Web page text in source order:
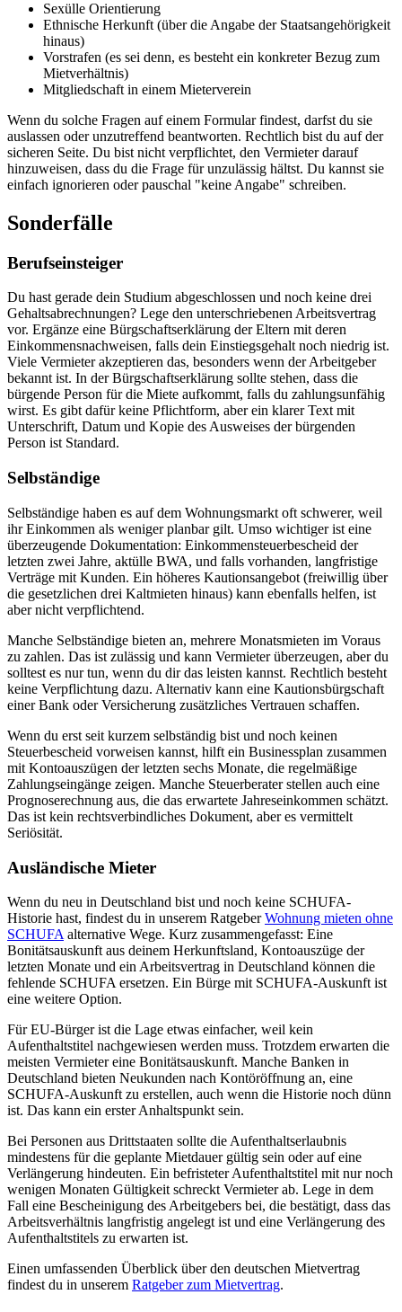
Sexülle Orientierung
Ethnische Herkunft (über die Angabe der Staatsangehörigkeit
hinaus)
Vorstrafen (es sei denn, es besteht ein konkreter Bezug zum
Mietverhältnis)
Mitgliedschaft in einem Mieterverein
Wenn du solche Fragen auf einem Formular findest, darfst du sie
auslassen oder unzutreffend beantworten. Rechtlich bist du auf der
sicheren Seite. Du bist nicht verpflichtet, den Vermieter darauf
hinzuweisen, dass du die Frage für unzulässig hältst. Du kannst sie
einfach ignorieren oder pauschal "keine Angabe" schreiben.
Sonderfälle
Berufseinsteiger
Du hast gerade dein Studium abgeschlossen und noch keine drei
Gehaltsabrechnungen? Lege den unterschriebenen Arbeitsvertrag
vor. Ergänze eine Bürgschaftserklärung der Eltern mit deren
Einkommensnachweisen, falls dein Einstiegsgehalt noch niedrig ist.
Viele Vermieter akzeptieren das, besonders wenn der Arbeitgeber
bekannt ist. In der Bürgschaftserklärung sollte stehen, dass die
bürgende Person für die Miete aufkommt, falls du zahlungsunfähig
wirst. Es gibt dafür keine Pflichtform, aber ein klarer Text mit
Unterschrift, Datum und Kopie des Ausweises der bürgenden
Person ist Standard.
Selbständige
Selbständige haben es auf dem Wohnungsmarkt oft schwerer, weil
ihr Einkommen als weniger planbar gilt. Umso wichtiger ist eine
überzeugende Dokumentation: Einkommensteuerbescheid der
letzten zwei Jahre, aktülle BWA, und falls vorhanden, langfristige
Verträge mit Kunden. Ein höheres Kautionsangebot (freiwillig über
die gesetzlichen drei Kaltmieten hinaus) kann ebenfalls helfen, ist
aber nicht verpflichtend.
Manche Selbständige bieten an, mehrere Monatsmieten im Voraus
zu zahlen. Das ist zulässig und kann Vermieter überzeugen, aber du
solltest es nur tun, wenn du dir das leisten kannst. Rechtlich besteht
keine Verpflichtung dazu. Alternativ kann eine Kautionsbürgschaft
einer Bank oder Versicherung zusätzliches Vertrauen schaffen.
Wenn du erst seit kurzem selbständig bist und noch keinen
Steuerbescheid vorweisen kannst, hilft ein Businessplan zusammen
mit Kontoauszügen der letzten sechs Monate, die regelmäßige
Zahlungseingänge zeigen. Manche Steuerberater stellen auch eine
Prognoserechnung aus, die das erwartete Jahreseinkommen schätzt.
Das ist kein rechtsverbindliches Dokument, aber es vermittelt
Seriösität.
Ausländische Mieter
Wenn du neu in Deutschland bist und noch keine SCHUFA-
Historie hast, findest du in unserem RatgeberWohnung mieten ohne
SCHUFA alternative Wege. Kurz zusammengefasst: Eine
Bonitätsauskunft aus deinem Herkunftsland, Kontoauszüge der
letzten Monate und ein Arbeitsvertrag in Deutschland können die
fehlende SCHUFA ersetzen. Ein Bürge mit SCHUFA-Auskunft ist
eine weitere Option.
Für EU-Bürger ist die Lage etwas einfacher, weil kein
Aufenthaltstitel nachgewiesen werden muss. Trotzdem erwarten die
meisten Vermieter eine Bonitätsauskunft. Manche Banken in
Deutschland bieten Neukunden nach Kontöröffnung an, eine
SCHUFA-Auskunft zu erstellen, auch wenn die Historie noch dünn
ist. Das kann ein erster Anhaltspunkt sein.
Bei Personen aus Drittstaaten sollte die Aufenthaltserlaubnis
mindestens für die geplante Mietdauer gültig sein oder auf eine
Verlängerung hindeuten. Ein befristeter Aufenthaltstitel mit nur noch
wenigen Monaten Gültigkeit schreckt Vermieter ab. Lege in dem
Fall eine Bescheinigung des Arbeitgebers bei, die bestätigt, dass das
Arbeitsverhältnis langfristig angelegt ist und eine Verlängerung des
Aufenthaltstitels zu erwarten ist.
Einen umfassenden Überblick über den deutschen Mietvertrag
findest du in unserem Ratgeber zum Mietvertrag.